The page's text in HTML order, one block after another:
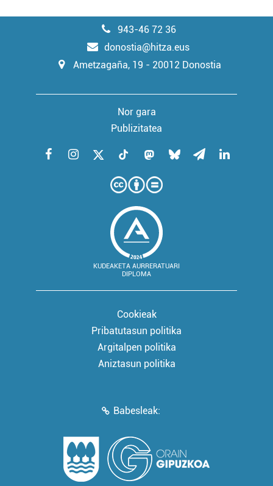
943-46 72 36
donostia@hitza.eus
Ametzagaña, 19 - 20012 Donostia
Nor gara
Publizitatea
KUDEAKETA AURRERATUARI
DIPLOMA
Cookieak
Pribatutasun politika
Argitalpen politika
Aniztasun politika
Babesleak: